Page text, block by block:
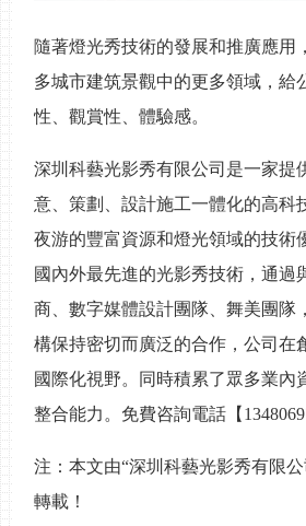
隨著燈光秀技術的發展和推廣應用
多城市建筑景觀中的更多領域，給
性、觀賞性、體驗感。
深圳科藝光影秀有限公司是一家提
意、策劃、設計施工一體化的高科
夜游的豐富資源和燈光領域的技術
國內外最先進的光影秀技術，通過
商、數字媒體設計團隊、舞美團隊
構保持密切而廣泛的合作，公司在
國際化視野。同時積累了眾多業內
整合能力。免費咨詢電話【
注：本文由“深圳科藝光影秀有限
轉載！